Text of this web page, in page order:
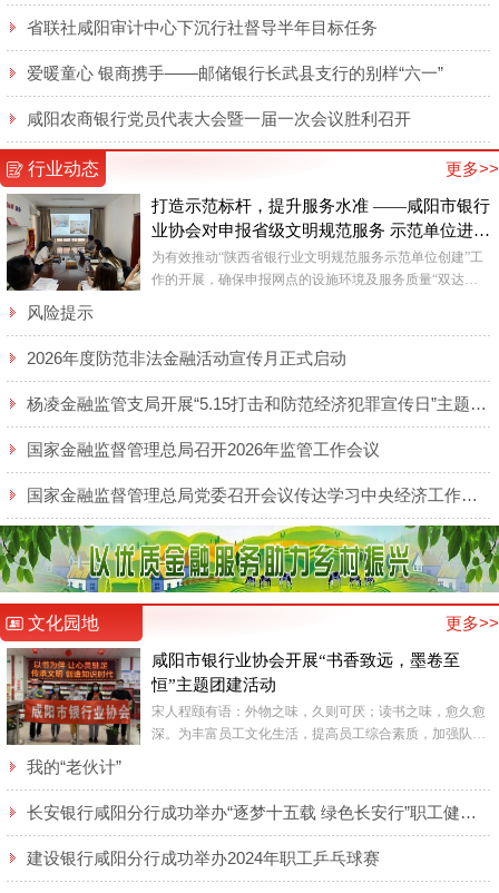
省联社咸阳审计中心下沉行社督导半年目标任务
爱暖童心 银商携手——邮储银行长武县支行的别样“六一”
咸阳农商银行党员代表大会暨一届一次会议胜利召开
行业动态 更多>>
打造示范标杆，提升服务水准 ——咸阳市银行
业协会对申报省级文明规范服务 示范单位进行
督查
为有效推动“陕西省银行业文明规范服务示范单位创建”工
作的开展，确保申报网点的设施环境及服务质量“双达
风险提示
2026年度防范非法金融活动宣传月正式启动
杨凌金融监管支局开展“5.15打击和防范经济犯罪宣传日”主题宣传活动
国家金融监督管理总局召开2026年监管工作会议
国家金融监督管理总局党委召开会议传达学习中央经济工作会议精神
文化园地 更多>>
咸阳市银行业协会开展“书香致远，墨卷至
恒”主题团建活动
宋人程颐有语：外物之味，久则可厌；读书之味，愈久愈
深。为丰富员工文化生活，提高员工综合素质，加强队伍
我的“老伙计”
长安银行咸阳分行成功举办“逐梦十五载 绿色长安行”职工健步走活动
建设银行咸阳分行成功举办2024年职工乒乓球赛